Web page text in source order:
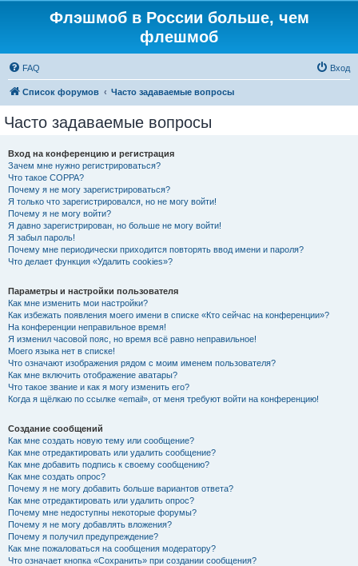
Флэшмоб в России больше, чем
флешмоб
FAQ Вход
Список форумов Часто задаваемые вопросы
Часто задаваемые вопросы
Вход на конференцию и регистрация
Зачем мне нужно регистрироваться?
Что такое COPPA?
Почему я не могу зарегистрироваться?
Я только что зарегистрировался, но не могу войти!
Почему я не могу войти?
Я давно зарегистрирован, но больше не могу войти!
Я забыл пароль!
Почему мне периодически приходится повторять ввод имени и пароля?
Что делает функция «Удалить cookies»?
Параметры и настройки пользователя
Как мне изменить мои настройки?
Как избежать появления моего имени в списке «Кто сейчас на конференции»?
На конференции неправильное время!
Я изменил часовой пояс, но время всё равно неправильное!
Моего языка нет в списке!
Что означают изображения рядом с моим именем пользователя?
Как мне включить отображение аватары?
Что такое звание и как я могу изменить его?
Когда я щёлкаю по ссылке «email», от меня требуют войти на конференцию!
Создание сообщений
Как мне создать новую тему или сообщение?
Как мне отредактировать или удалить сообщение?
Как мне добавить подпись к своему сообщению?
Как мне создать опрос?
Почему я не могу добавить больше вариантов ответа?
Как мне отредактировать или удалить опрос?
Почему мне недоступны некоторые форумы?
Почему я не могу добавлять вложения?
Почему я получил предупреждение?
Как мне пожаловаться на сообщения модератору?
Что означает кнопка «Сохранить» при создании сообщения?